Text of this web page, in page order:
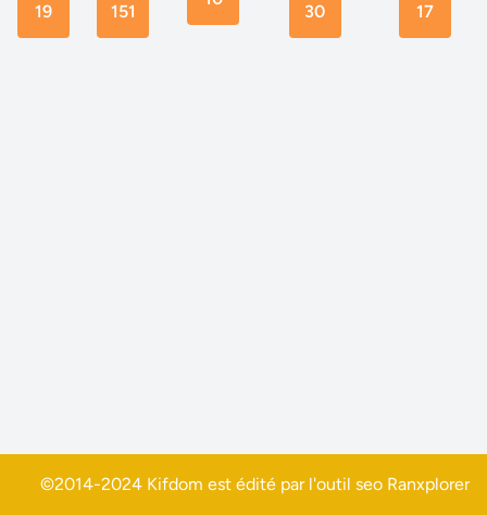
19
151
30
17
©2014-2024 Kifdom est édité par l'outil seo Ranxplorer